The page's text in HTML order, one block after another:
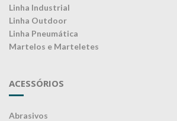
Linha Industrial
Linha Outdoor
Linha Pneumática
Martelos e Marteletes
ACESSÓRIOS
Abrasivos